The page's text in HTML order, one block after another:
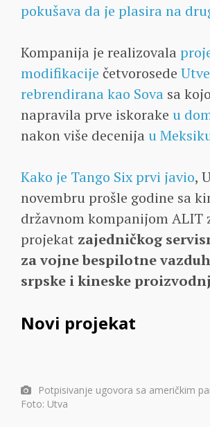
pokušava da je plasira na
Kompanija je realizovala
modifikacije četvorosede
rebrendirana kao Sova sa
napravila prve iskorake u
nakon više decenija u
Kako je Tango Six prvi javio,
novembru prošle godine sa
državnom kompanijom ALIT
projekat zajedničkog
za vojne bespilotne
srpske i kineske
Novi projekat
Potpisivanje ugovora sa američkim
Foto: Utva